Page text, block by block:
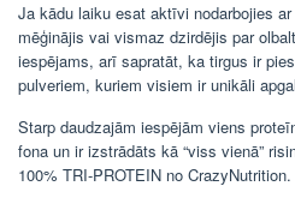
Ja kādu laiku esat aktīvi nodarbojies
mēģinājis vai vismaz dzirdējis par
iespējams, arī sapratāt, ka tirgus ir
pulveriem, kuriem visiem ir unikāli
Starp daudzajām iespējām viens
fona un ir izstrādāts kā “viss vienā”
100% TRI-PROTEIN no CrazyNutrition.